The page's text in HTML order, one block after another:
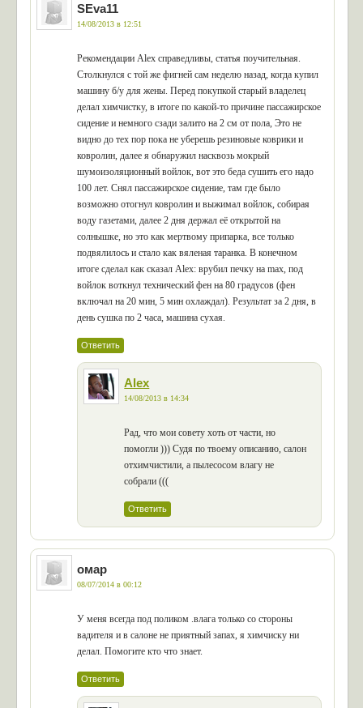
SEva11
14/08/2013 в 12:51
Рекомендации Alex справедливы, статья поучительная.
Столкнулся с той же фигней сам неделю назад, когда купил
машину б/у для жены. Перед покупкой старый владелец
делал химчистку, в итоге по какой-то причине пассажирское
сидение и немного сзади залито на 2 см от пола, Это не
видно до тех пор пока не уберешь резиновые коврики и
ковролин, далее я обнаружил насквозь мокрый
шумоизоляционный войлок, вот это беда сушить его надо
100 лет. Снял пассажирское сидение, там где было
возможно отогнул ковролин и выжимал войлок, собирая
воду газетами, далее 2 дня держал её открытой на
солнышке, но это как мертвому припарка, все только
подвялилось и стало как вяленая таранка. В конечном
итоге сделал как сказал Alex: врубил печку на max, под
войлок воткнул технический фен на 80 градусов (фен
включал на 20 мин, 5 мин охлаждал). Результат за 2 дня, в
день сушка по 2 часа, машина сухая.
Ответить
Alex
14/08/2013 в 14:34
Рад, что мои совету хоть от части, но
помогли ))) Судя по твоему описанию, салон
отхимчистили, а пылесосом влагу не
собрали (((
Ответить
омар
08/07/2014 в 00:12
У меня всегда под поликом .влага только со стороны
вадителя и в салоне не приятный запах, я химчиску ни
делал. Помогите кто что знает.
Ответить